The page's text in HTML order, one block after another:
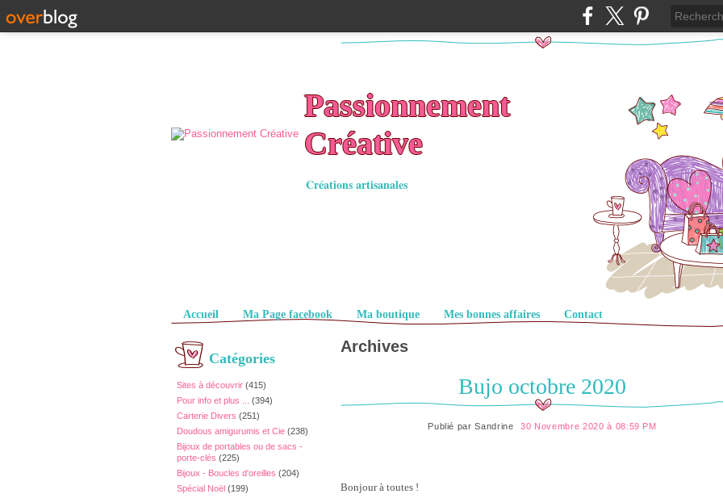
Passionnement
Créative
Créations artisanales
Pages
Accueil Ma Page facebook Ma boutique Mes bonnes affaires Contact
Catégories
Sites à découvrir (415)
Pour info et plus ...
(394)
Carterie Divers (251)
Doudous amigurumis et Cie (238)
Bijoux de portables ou de sacs -
porte-clés (225)
Bijoux - Boucles d'oreilles (204)
Spécial Noël (199)
Archives
Bujo octobre 2020
Publié parSandrine 30 Novembre 2020 à 08:59 PM
Bonjour à toutes !